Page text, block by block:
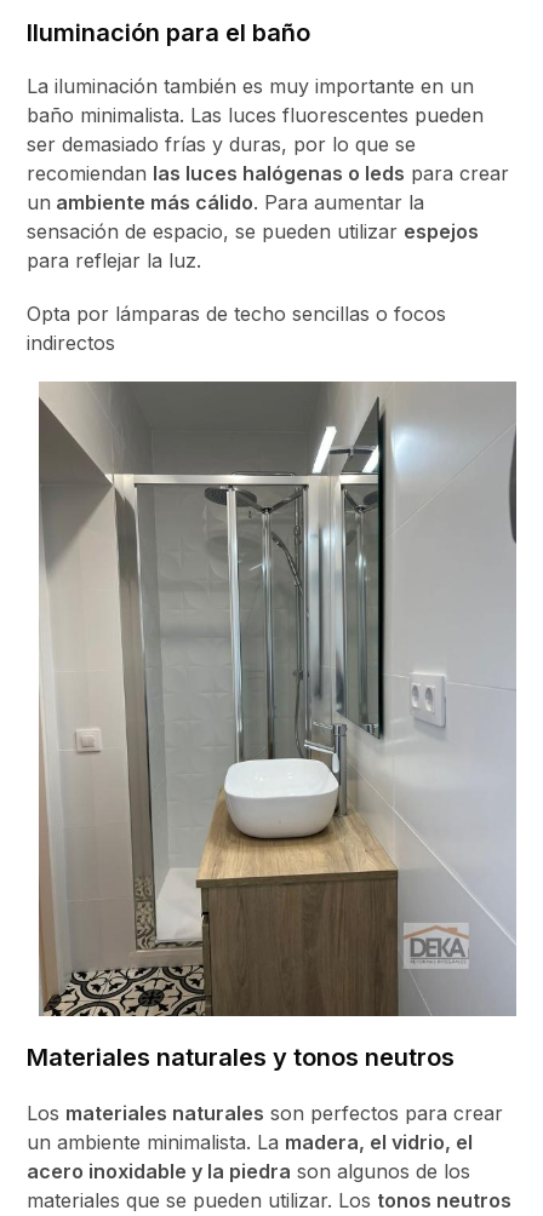
Iluminación para el baño
La iluminación también es muy importante en un
baño minimalista. Las luces fluorescentes pueden
ser demasiado frías y duras, por lo que se
recomiendan las luces halógenas o leds para crear
un ambiente más cálido. Para aumentar la
sensación de espacio, se pueden utilizar espejos
para reflejar la luz.
Opta por lámparas de techo sencillas o focos
indirectos
Materiales naturales y tonos neutros
Los materiales naturales son perfectos para crear
un ambiente minimalista. La madera, el vidrio, el
acero inoxidable y la piedra son algunos de los
materiales que se pueden utilizar. Los tonos neutros